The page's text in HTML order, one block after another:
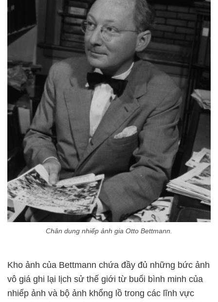
Chân dung nhiếp ảnh gia Otto Bettmann.
Kho ảnh của Bettmann chứa đầy đủ những bức ảnh
vô giá ghi lại lịch sử thế giới từ buổi bình minh của
nhiếp ảnh và bộ ảnh khổng lồ trong các lĩnh vực